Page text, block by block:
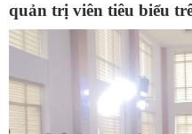
quản trị viên tiêu biểu